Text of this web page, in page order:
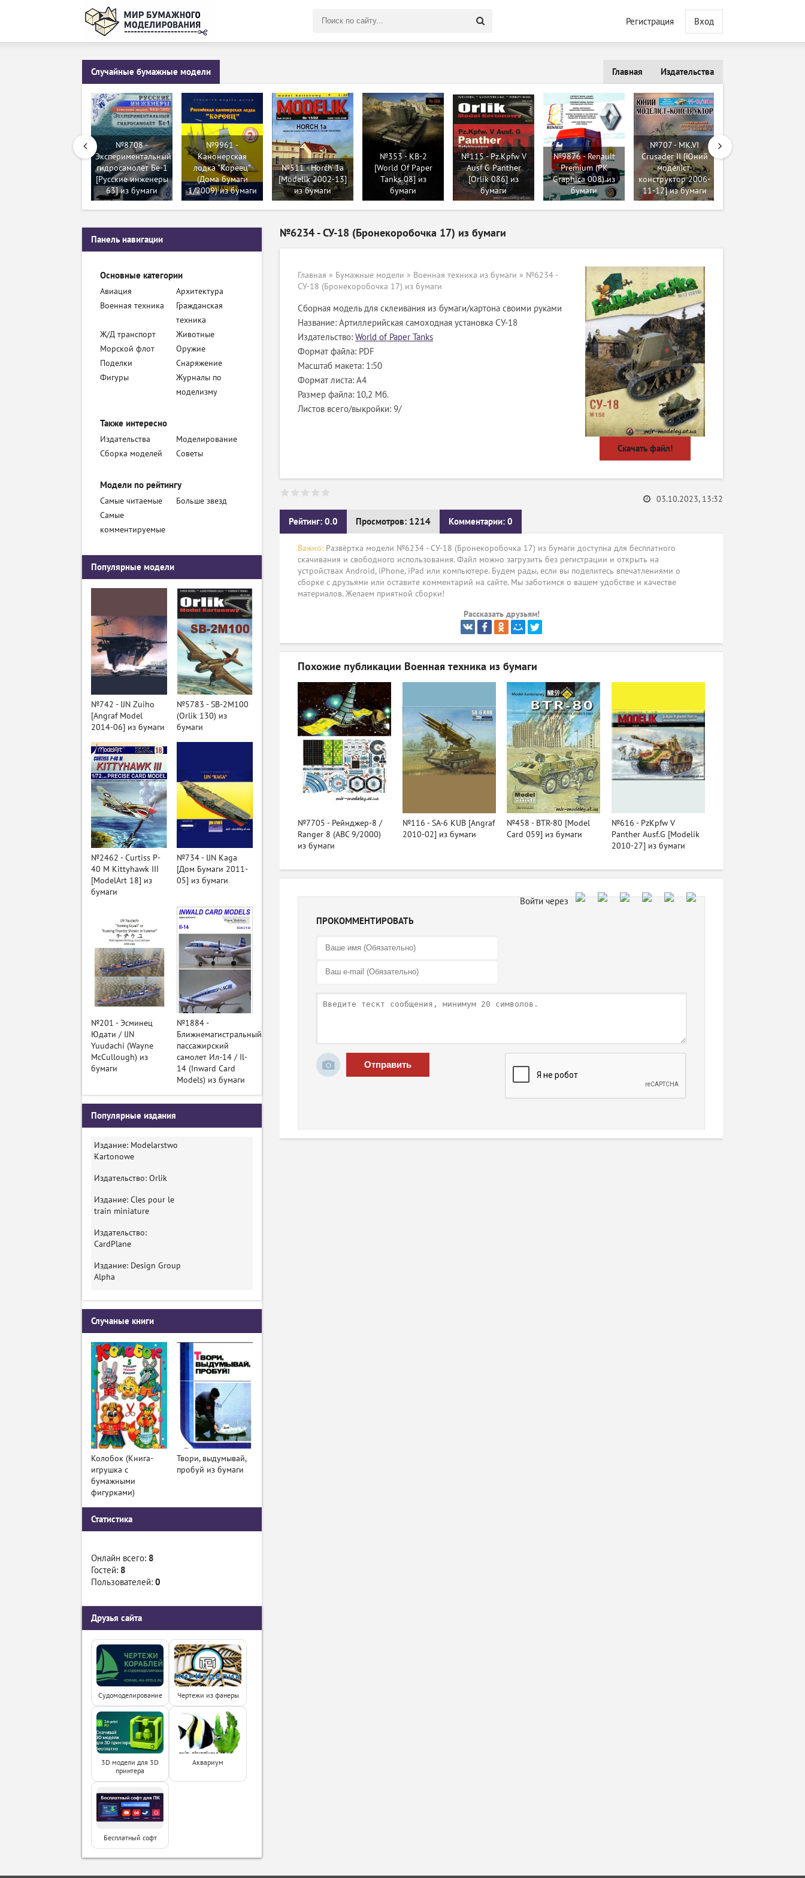
Регистрация Вход
Случайные бумажные модели Издательства
Главная
№8708 -
Экспериментальный
гидросамолёт Бе-1
[Русские инженеры
63] из бумаги
№9961 -
Канонерская
лодка "Кореец"
(Дома бумаги
1/2009) из бумаги
№511 - Horch 1a
[Modelik 2002-13]
из бумаги
№353 - KВ-2
[World Of Paper
Tanks 08] из
бумаги
№115 - Pz.Kpfw V
Ausf G Panther
[Orlik 086] из
бумаги
№9876 - Renault
Premium (PK
Graphica 008) из
бумаги
№707 - MK.VI
Crusader II [Юний
моделіст-
конструктор 2006-
11-12] из бумаги
№157 - Samohodne
№6234 - СУ-18 (Бронекоробочка 17) из бумаги
Главная » Бумажные модели » Военная техника из бумаги » №6234 -
СУ-18 (Бронекоробочка 17) из бумаги
Сборная модель для склеивания из бумаги/картона своими руками
Название: Артиллерийская самоходная установка СУ-18
Издательство: World of Paper Tanks
Формат файла: PDF
Масштаб макета: 1:50
Формат листа: А4
Размер файла: 10,2 Мб.
Листов всего/выкройки: 9/
Скачать файл!
Рейтинг: 0.0 Просмотров: 1214 Комментарии: 0
03.10.2023, 13:32
Важно: Развёртка модели №6234 - СУ-18 (Бронекоробочка 17) из бумаги доступна для бесплатного
скачивания и свободного использования. Файл можно загрузить без регистрации и открыть на
устройствах Android, iPhone, iPad или компьютере. Будем рады, если вы поделитесь впечатлениями о
сборке с друзьями или оставите комментарий на сайте. Мы заботимся о вашем удобстве и качестве
материалов. Желаем приятной сборки!
Рассказать друзьям!
Похожие публикации Военная техника из бумаги
№7705 - Рейнджер-8 /
Ranger 8 (ABC 9/2000)
из бумаги
№116 - SA-6 KUB [Angraf
2010-02] из бумаги
№458 - BTR-80 [Model
Card 059] из бумаги
№616 - PzKpfw V
Panther Ausf.G [Modelik
2010-27] из бумаги
ПРОКОММЕНТИРОВАТЬ
Отправить
Панель навигации
Основные категории
Авиация
Архитектура
Военная техника
Гражданская
техника
Ж/Д транспорт
Животные
Морской флот
Оружие
Поделки
Снаряжение
Фигуры
Журналы по
моделизму
Также интересно
Издательства
Моделирование
Сборка моделей
Советы
Модели по рейтингу
Самые читаемые
Больше звезд
Самые
комментируемые
Популярные модели
№742 - IJN Zuiho
[Angraf Model
2014-06] из бумаги
№5783 - SB-2M100
(Orlik 130) из
бумаги
№2462 - Curtiss P-
40 M Kittyhawk III
[ModelArt 18] из
бумаги
№734 - IJN Kaga
[Дом Бумаги 2011-
05] из бумаги
№201 - Эсминец
Юдати / IJN
Yuudachi (Wayne
McCullough) из
бумаги
№1884 -
Ближнемагистральный
пассажирский
самолет Ил-14 / Il-
14 (Inward Card
Models) из бумаги
Популярные издания
Издание: Modelarstwo
Kartonowe
Издательство: Orlik
Издание: Cles pour le
train miniature
Издательство:
CardPlane
Издание: Design Group
Alpha
Случаные книги
Колобок (Книга-
игрушка с
бумажными
фигурками)
Твори, выдумывай,
пробуй из бумаги
Статистика
Онлайн всего: 8
Гостей: 8
Пользователей: 0
Друзья сайта
Судомоделирование Чертежи из фанеры
3D модели для 3D
принтера
Аквариум
Бесплатный софт